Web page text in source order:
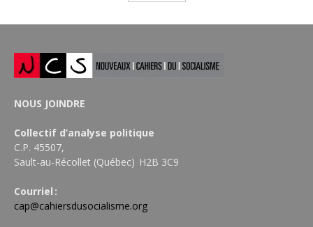
NOUS JOINDRE
Collectif d’analyse politique
C.P. 45507,
Sault-au-Récollet (Québec) H2B 3C9
Courriel :
cap@cahiersdusocialisme.org